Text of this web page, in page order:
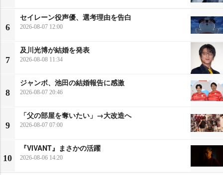
6
セイレーン役声優、選考理由を告白
2026-08-07 12:00
7
及川光博が結婚を発表
2026-08-08 11:34
8
ジャンボ、池田の結婚報告に感激
2026-08-07 20:46
9
「父の部屋を奪いたい」→大改造へ
2026-08-07 07:00
10
『VIVANT』まさかの活躍
2026-08-06 14:20